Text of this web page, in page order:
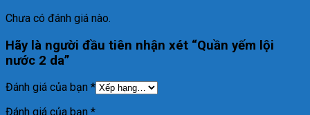
Chưa có đánh giá nào.
Hãy là người đầu tiên nhận xét “Quần yếm lội
nước 2 da”
Đánh giá của bạn *
Đánh giá của bạn *